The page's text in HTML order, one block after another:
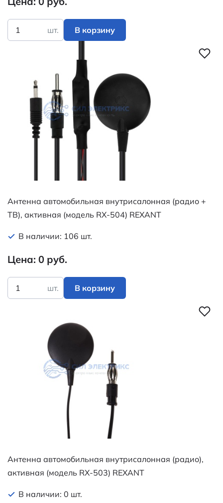
шт. В корзину
Антеннa автомобильная внутрисалонная (радио +
ТВ), активная (модель RX-504) REXANT
В наличии: 106 шт.
Цена: 0 руб.
шт. В корзину
Антенна автомобильная внутрисалонная (радио),
активная (модель RX-503) REXANT
В наличии: 0 шт.